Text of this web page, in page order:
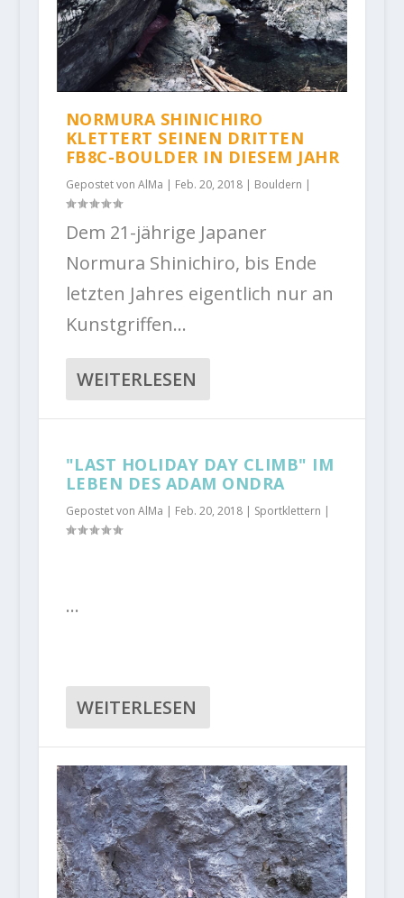
NORMURA SHINICHIRO
KLETTERT SEINEN DRITTEN
FB8C-BOULDER IN DIESEM JAHR
Gepostet von AlMa | Feb. 20, 2018| Bouldern |
Dem 21-jährige Japaner
Normura Shinichiro, bis Ende
letzten Jahres eigentlich nur an
Kunstgriffen...
WEITERLESEN
"LAST HOLIDAY DAY CLIMB" IM
LEBEN DES ADAM ONDRA
Gepostet von AlMa | Feb. 20, 2018| Sportklettern |
…
WEITERLESEN